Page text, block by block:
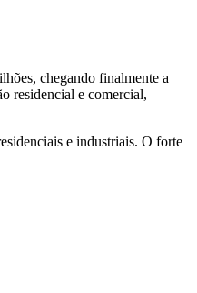
chegando finalmente a
residencial e comercial,
e industriais. O forte